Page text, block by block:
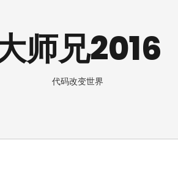
师兄2016
代码改变世界